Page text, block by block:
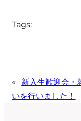
Tags:
«
新入生歓迎会・
いを行いました！